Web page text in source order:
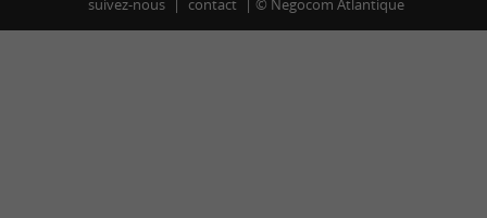
suivez-nous
contact © Negocom Atlantique